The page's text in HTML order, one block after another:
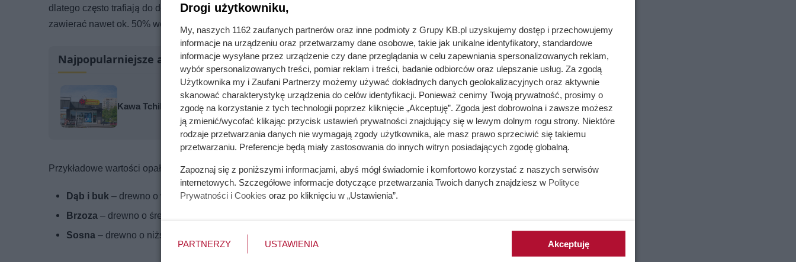
dlatego często trafiają do domowych kotłów oraz kominków. Równie ważne jest sezonowanie: świeżo ścięte drewno może
zawierać nawet ok. 50% wody, co wyraźnie obniża ilość uzyskanego ciepła i utrudnia poprawne, ekonomiczne spalanie.
Najpopularniejsze artykuły
Kawa Tchibo w Biedronce kosztuje 49,99 zł – sprawdź gdze jest haczyk!
Przykładowe wartości opałowe dla różnych rodzajów drewna:
Dąb i buk – drewno o wysokiej kaloryczności (około 15–19 MJ/kg).
Brzoza – drewno o średniej kaloryczności (około 14–18 MJ/kg).
Sosna – drewno o niższej kaloryczności (około 13–17 MJ/kg).
Drogi użytkowniku,
My, naszych 1162 zaufanych partnerów oraz inne podmioty z Grupy KB.pl uzyskujemy dostęp i przechowujemy
informacje na urządzeniu oraz przetwarzamy dane osobowe, takie jak unikalne identyfikatory, standardowe
informacje wysyłane przez urządzenie czy dane przeglądania w celu zapewniania spersonalizowanych reklam,
wybór spersonalizowanych treści, pomiar reklam i treści, badanie odbiorców oraz ulepszanie usług. Za zgodą
Użytkownika my i Zaufani Partnerzy możemy używać dokładnych danych geolokalizacyjnych oraz aktywnie
skanować charakterystykę urządzenia do celów identyfikacji. Ponieważ cenimy Twoją prywatność, prosimy o
zgodę na korzystanie z tych technologii poprzez kliknięcie „Akceptuję”. Zgoda jest dobrowolna i zawsze możesz
ją zmienić/wycofać klikając przycisk ustawień prywatności znajdujący się w lewym dolnym rogu strony. Niektóre
rodzaje przetwarzania danych nie wymagają zgody użytkownika, ale masz prawo sprzeciwić się takiemu
przetwarzaniu. Preferencje będą miały zastosowania do innych witryn posiadających zgodę globalną.
Zapoznaj się z poniższymi informacjami, abyś mógł świadomie i komfortowo korzystać z naszych serwisów
internetowych. Szczegółowe informacje dotyczące przetwarzania Twoich danych znajdziesz w Polityce
Prywatności i Cookies oraz po kliknięciu w „Ustawienia”.
PARTNERZY USTAWIENIA Akceptuję